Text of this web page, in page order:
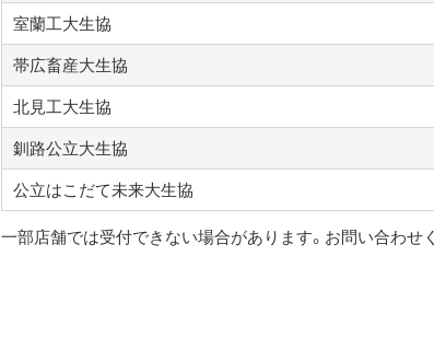
室蘭工大生協
帯広畜産大生協
北見工大生協
釧路公立大生協
公立はこだて未来大生協
一部店舗では受付できない場合があります。お問い合わせ